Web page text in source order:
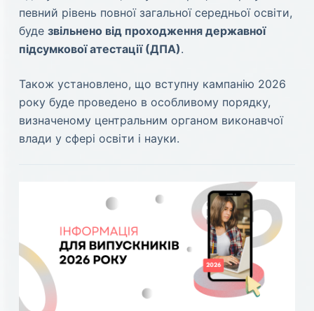
певний рівень повної загальної середньої освіти,
буде звільнено від проходження державної
підсумкової атестації (ДПА).
Також установлено, що вступну кампанію 2026
року буде проведено в особливому порядку,
визначеному центральним органом виконавчої
влади у сфері освіти і науки.